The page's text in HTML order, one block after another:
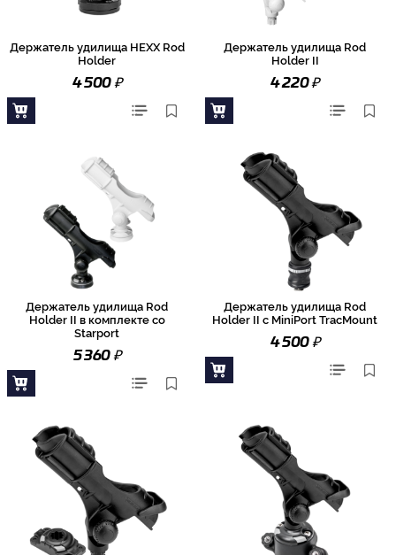
Держатель удилища HEXX Rod
Holder
4 500₽
Держатель удилища Rod
Holder II
4 220₽
Держатель удилища Rod
Holder II в комплекте со
Starport
5 360₽
Держатель удилища Rod
Holder II с MiniPort TracMount
4 500₽